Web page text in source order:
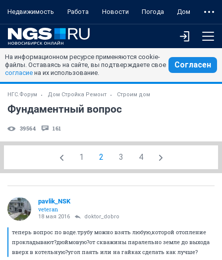
Недвижимость Работа Новости Погода Дом
На информационном ресурсе применяются cookie-
файлы. Оставаясь на сайте, вы подтверждаете свое
согласие на их использование.
Согласен
НГС.Форум Дом Стройка Ремонт Строим дом
Фундаментный вопрос
39564 161
1 2 3 4
pavlik_NSK
veteran
18 мая 2016 doktor_dobro
теперь вопрос по воде.трубу можно взять любую,которой отопление
прокладывают?дюймовую?от скважины паралельно земле до выхода
вверх в котельную?угол паять или на гайках сделать как лучше?